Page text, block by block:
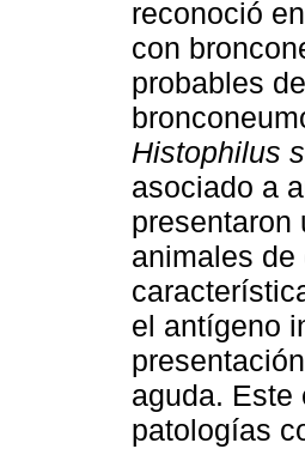
reconoció
con
probables
Histophilus
asociado a
presentaron
animales
el antígeno
aguda. Este
patologías